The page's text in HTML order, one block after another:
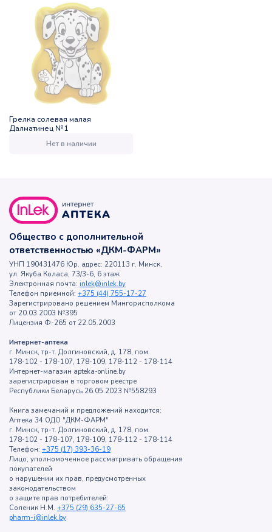
Грелка солевая малая
Далматинец №1
Нет в наличии
Общество с дополнительной
ответственностью «ДКМ-ФАРМ»
УНП 190431476 Юр. адрес: 220113 г. Минск,
ул. Якуба Коласа, 73/3-6, 6 этаж
Электронная почта: inlek@inlek.by
Телефон приемной: +375 (44) 755-17-27
Зарегистрировано решением Мингорисполкома
от 20.03.2003 №395
Лицензия Ф-265 от 22.05.2003
Интернет-аптека
г. Минск, тр-т. Долгиновский, д. 178, пом.
178-102 - 178-107, 178-109, 178-112 - 178-114
Интернет-магазин apteka-online.by
зарегистрирован в торговом реестре
Республики Беларусь 26.05.2023 №558293
Книга замечаний и предложений находится:
Аптека 34 ОДО "ДКМ-ФАРМ"
г. Минск, тр-т. Долгиновский, д. 178, пом.
178-102 - 178-107, 178-109, 178-112 - 178-114
Телефон: +375 (17) 393-36-19
Лицо, уполномоченное рассматривать обращения
покупателей
о нарушении их прав, предусмотренных
законодательством
о защите прав потребителей:
Соленик Н.М. +375 (29) 635-27-65
pharm-i@inlek.by